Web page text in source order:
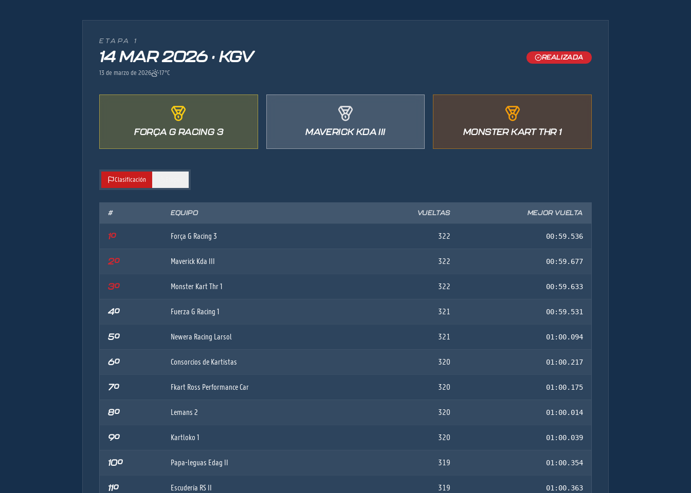
ETAPA 1
14 MAR 2026 · KGV
13 de marzo de 2026 17°C
REALIZADA
FORÇA G RACING 3 MAVERICK KDA III MONSTER KART THR 1
Clasificación
# EQUIPO VUELTAS MEJOR VUELTA
1º Força G Racing 3 322 00:59.536
2º Maverick Kda III 322 00:59.677
3º Monster Kart Thr 1 322 00:59.633
4º Fuerza G Racing 1 321 00:59.531
5º Newera Racing Larsol 321 01:00.094
6º Consorcios de Kartistas 320 01:00.217
7º Fkart Ross Performance Car 320 01:00.175
8º Lemans 2 320 01:00.014
9º Kartloko 1 320 01:00.039
10º Papa-leguas Edag II 319 01:00.354
11º Escudería RS II 319 01:00.363